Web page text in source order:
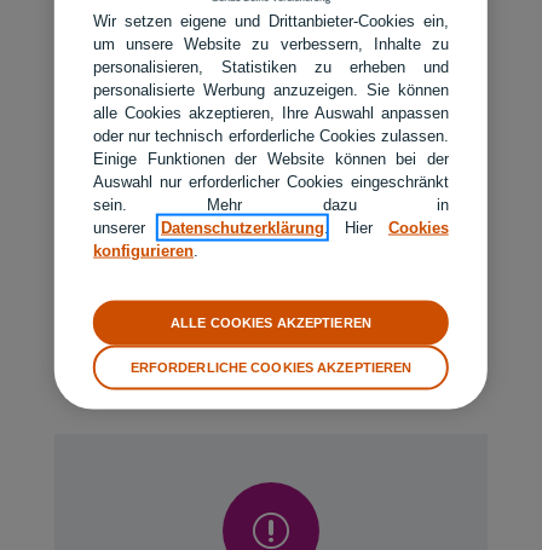
Von Verti Sondertarifen profitieren –
so geht’s
Ihren Beitrag für die Verti Autoversicherung können Sie
ganz einfach über unserenOnline-Rechner selbst
berechnen. Je nachdem, welchen Sondertarif Sie wählen,
benötigen wir einen entsprechenden Nachweis von Ihnen.
Das kann eine bestehende Versicherungspolice sein, in
der Sie als Fahrer eingetragen waren (z. B. beim Aus-
zu Ihrem Dienstwagen oder ein Formular, das der
Carsharing-Anbieter ausfüllen muss.
r
Wir setzen eigene und Drittanbieter-Cookies ein,
um unsere Website zu verbessern, Inhalte zu
personalisieren, Statistiken zu erheben und
personalisierte Werbung anzuzeigen. Sie können
alle Cookies akzeptieren, Ihre Auswahl anpassen
oder nur technisch erforderliche Cookies zulassen.
Einige Funktionen der Website können bei der
Auswahl nur erforderlicher Cookies eingeschränkt
sein. Mehr dazu in
unsererDatenschutzerklärung . Hier Cookies
konfigurieren
ERFORDERLICHE COOKIES AKZEPTIEREN
ALLE COOKIES AKZEPTIEREN